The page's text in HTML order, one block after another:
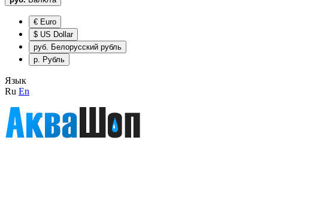
€ Euro
$ US Dollar
руб. Белорусский рубль
р. Рубль
Язык
Ru En